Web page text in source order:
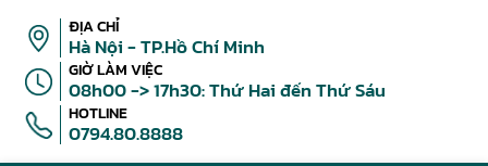
ĐỊA CHỈ
Hà Nội - TP.Hồ Chí Minh
GIỜ LÀM VIỆC
08h00 -> 17h30: Thứ Hai đến Thứ Sáu
HOTLINE
0794.80.8888